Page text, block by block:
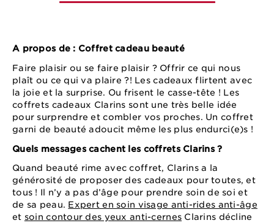
A propos de : Coffret cadeau beauté
Faire plaisir ou se faire plaisir ? Offrir ce qui nous
plaît ou ce qui va plaire ?! Les cadeaux flirtent avec
la joie et la surprise. Ou frisent le casse-tête ! Les
coffrets cadeaux Clarins sont une très belle idée
pour surprendre et combler vos proches. Un coffret
garni de beauté adoucit même les plus endurci(e)s !
Quels messages cachent les coffrets Clarins ?
Quand beauté rime avec coffret, Clarins a la
générosité de proposer des cadeaux pour toutes, et
tous ! Il n’y a pas d’âge pour prendre soin de soi et
de sa peau. Expert en soin visage anti-rides anti-âge
et soin contour des yeux anti-cernes Clarins décline